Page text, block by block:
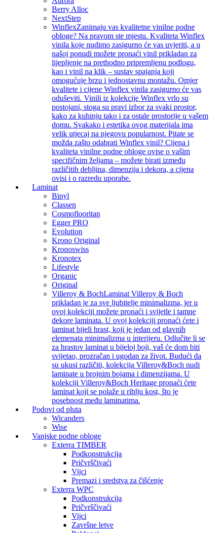
Berry Alloc
NextStep
WinflexZanimaju vas kvalitetne vinilne podne
obloge? Na pravom ste mjestu. Kvaliteta Winflex
vinila koje nudimo zasigurno će vas uvjeriti, a u
našoj ponudi možete pronaći vinil prikladan za
lijepljenje na prethodno pripremljenu podlogu,
kao i vinil na klik – sustav spajanja koji
omogućuje brzu i jednostavnu montažu. Omjer
kvalitete i cijene Winflex vinila zasigurno će vas
oduševiti. Vinili iz kolekcije Winflex vrlo su
postojani, stoga su pravi izbor za svaki prostor,
kako za kuhinju tako i za ostale prostorije u vašem
domu. Svakako i estetika ovog materijala ima
velik utjecaj na njegovu popularnost. Pitate se
možda zašto odabrati Winflex vinil? Cijena i
kvaliteta vinilne podne obloge ovise o vašim
specifičnim željama – možete birati između
različitih debljina, dimenzija i dekora, a cijena
ovisi i o razredu uporabe.
Laminat
Binyl
Classen
Cosmoflooritan
Egger PRO
Evolution
Krono Original
Kronoswiss
Kronotex
Lifestyle
Organic
Original
Villeroy & BochLaminat Villeroy & Boch
prikladan je za sve ljubitelje minimalizma, jer u
ovoj kolekciji možete pronaći i svijetle i tamne
dekore laminata. U ovoj kolekciji pronaći ćete i
laminat bijeli hrast, koji je jedan od glavnih
elemenata minimalizma u interijeru. Odlučite li se
za hrastov laminat u bijeloj boji, vaš će dom biti
svijetao, prozračan i ugodan za život. Budući da
su ukusi različiti, kolekcija Villeroy&Boch nudi
laminate u brojnim bojama i dimenzijama. U
kolekciji Villeroy&Boch Heritage pronaći ćete
laminat koji se polaže u riblju kost, što je
posebnost među laminatima.
Podovi od pluta
Wicanders
Wise
Vanjske podne obloge
Exterra TIMBER
Podkonstrukcija
Pričvrščivaći
Vijci
Premazi i sredstva za čišćenje
Exterra WPC
Podkonstrukcija
Pričvrščivaći
Vijci
Završne letve